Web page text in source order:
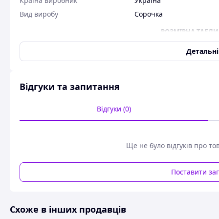
Вид виробу
Сорочка
РОЗМІРНА
ОБХВАТ ГРУДЕЙ
42 98-100 см
98-100 см
94-98 см
Відгуки та запитання
Відгуки (0)
Ще не було відгуків про
Поставити
Схоже в інших продавців